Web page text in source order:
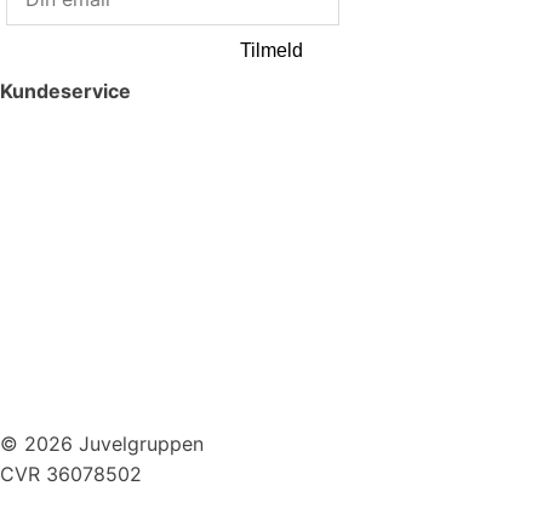
Tilmeld
Kundeservice
© 2026 Juvelgruppen
CVR 36078502